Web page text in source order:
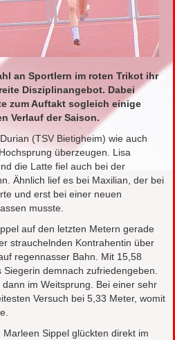
an Sportlern im roten Trikot ihr
Disziplinangebot. Dabei
zum Auftakt sogleich einige
Verlauf der Saison.
(TSV Bietigheim) wie auch
überzeugen. Lisa
die Latte fiel auch bei der
Ähnlich lief es bei Maxilian, der bei
und erst bei einer neuen
musste.
auf den letzten Metern gerade
strauchelnden Kontrahentin über
regennasser Bahn. Mit 15,58
demnach zufriedengeben.
im Weitsprung. Bei einer sehr
Versuch bei 5,33 Meter, womit
Marleen Sippel glückten direkt im